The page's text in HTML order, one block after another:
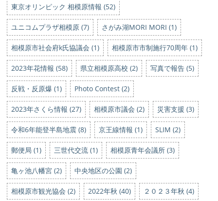
東京オリンピック 相模原情報 (52)
ユニコムプラザ相模原 (7) さがみ湖MORI MORI (1)
相模原市社会府k氏協議会 (1) 相模原市市制施行70周年 (1)
2023年花情報 (58) 県立相模原高校 (2) 写真で報告 (5)
反戦・反原爆 (1) Photo Contest (2)
2023年さくら情報 (27) 相模原市議会 (2) 災害支援 (3)
令和6年能登半島地震 (8) 京王線情報 (1) SLIM (2)
郵便局 (1) 三世代交流 (1) 相模原青年会議所 (3)
亀ヶ池八幡宮 (2) 中央地区の公園 (2)
相模原市観光協会 (2) 2022年秋 (40) ２０２３年秋 (4)